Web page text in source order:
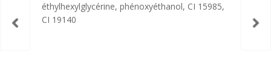
éthylhexylglycérine, phénoxyéthanol, CI 15985,
CI 19140